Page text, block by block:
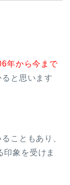
年から今まで
と思います
こともあり、
象を受けま